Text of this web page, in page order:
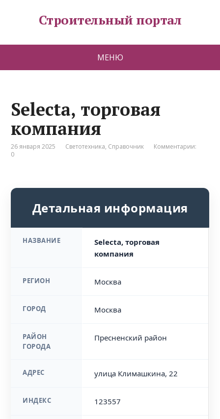
Строительный портал
МЕНЮ
Selecta, торговая
компания
26 января 2025 Светотехника, Справочник
Комментарии:
0
Детальная информация
НАЗВАНИЕ
Selecta, торговая
компания
РЕГИОН Москва
ГОРОД Москва
РАЙОН
ГОРОДА
Пресненский район
АДРЕС улица Климашкина, 22
ИНДЕКС 123557